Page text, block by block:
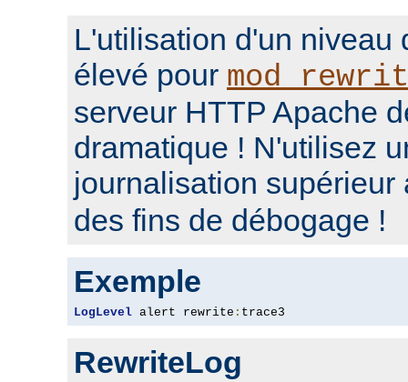
L'utilisation d'un niveau
élevé pour
serveur HTTP Apache
dramatique ! N'utilisez
journalisation
des fins de débogage !
Exemple
LogLevel alert rewrite : trace3
RewriteLog